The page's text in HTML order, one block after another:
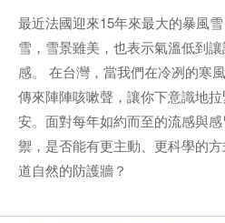
最近法國迎來15年來最大的暴風
雪，雪景雖美，也表示氣溫低到
感。 在台灣，當我們在冷冽的寒
傳來陣陣咳嗽聲，讓你下意識地
安。面對每年如約而至的流感與
禦，是否能有更主動、更科學的
道自然的防護牆？